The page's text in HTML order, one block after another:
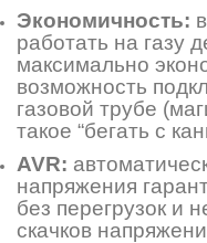
Экономичность:
работать на газу
максимально
возможность
газовой трубе
такое “бегать с
AVR:
напряжения
без перегрузок и
скачков